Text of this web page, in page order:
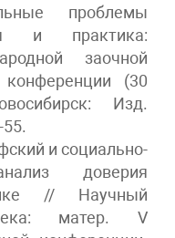
проблемы
и практика:
заочной
конференции (30
Изд.
и социально-
доверия
// Научный
матер. V